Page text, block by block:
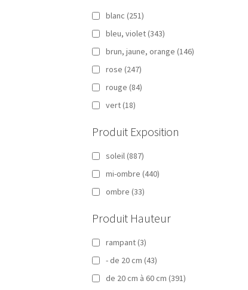
blanc (251)
bleu, violet (343)
brun, jaune, orange (146)
rose (247)
rouge (84)
vert (18)
Produit Exposition
soleil (887)
mi-ombre (440)
ombre (33)
Produit Hauteur
rampant (3)
- de 20 cm (43)
de 20 cm à 60 cm (391)